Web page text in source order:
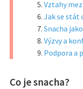
Vztahy
Jak se stát
Snacha
Výzvy a
Podpora a
Co je snacha?